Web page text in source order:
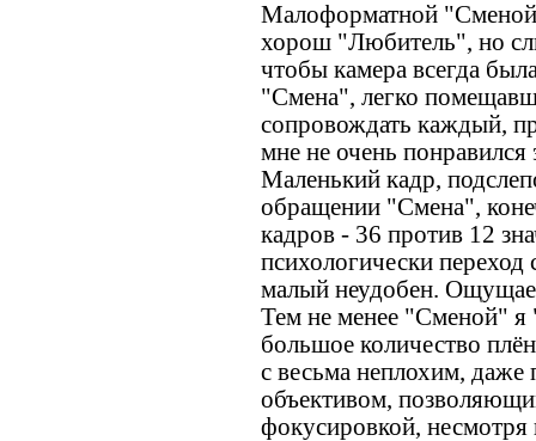
Малоформатной
хорош "Любитель", но
чтобы камера всегда
"Смена", легко
сопровождать каждый,
мне не очень понравился
Маленький кадр,
обращении "Смена",
кадров - 36 против 12
психологически переход
малый неудобен.
Тем не менее "Сменой" я
большое количество
с весьма неплохим,
объективом,
фокусировкой,